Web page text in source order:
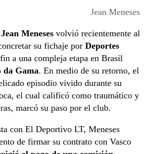
Jean Meneses
Jean Meneses volvió recientemente al
su fichaje por Deportes
a una compleja etapa en Brasil
da Gama. En medio de su retorno, el
episodio vivido durante su
el cual calificó como traumático y
marcó su paso por el club.
con El Deportivo LT, Meneses
de firmar su contrato con Vasco